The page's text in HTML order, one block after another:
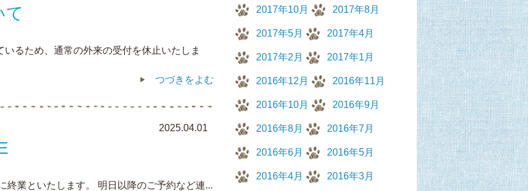
て
るため、通常の外来の受付を休止いたしま
つづきをよむ
2025.04.01
終業といたします。 明日以降のご予約など連...
2017年10月 2017年8月
2017年5月 2017年4月
2017年2月 2017年1月
2016年12月 2016年11月
2016年10月 2016年9月
2016年8月 2016年7月
2016年6月 2016年5月
2016年4月 2016年3月